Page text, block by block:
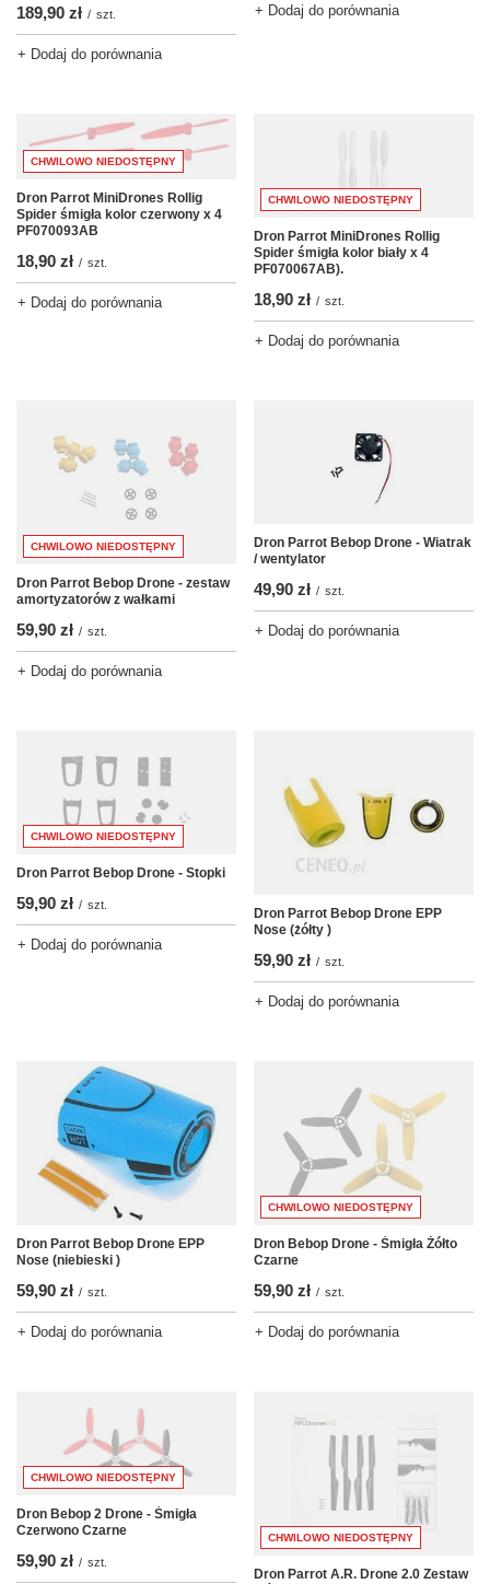
189,90 zł / szt.
+ Dodaj do porównania
+ Dodaj do porównania
CHWILOWO NIEDOSTĘPNY
Dron Parrot MiniDrones Rollig
Spider śmigła kolor czerwony x 4
PF070093AB
18,90 zł / szt.
+ Dodaj do porównania
CHWILOWO NIEDOSTĘPNY
Dron Parrot MiniDrones Rollig
Spider śmigła kolor biały x 4
PF070067AB).
18,90 zł / szt.
+ Dodaj do porównania
CHWILOWO NIEDOSTĘPNY
Dron Parrot Bebop Drone - zestaw
amortyzatorów z wałkami
59,90 zł / szt.
+ Dodaj do porównania
Dron Parrot Bebop Drone - Wiatrak
/ wentylator
49,90 zł / szt.
+ Dodaj do porównania
CHWILOWO NIEDOSTĘPNY
Dron Parrot Bebop Drone - Stopki
59,90 zł / szt.
+ Dodaj do porównania
Dron Parrot Bebop Drone EPP
Nose (żółty )
59,90 zł / szt.
+ Dodaj do porównania
Dron Parrot Bebop Drone EPP
Nose (niebieski )
59,90 zł / szt.
+ Dodaj do porównania
CHWILOWO NIEDOSTĘPNY
Dron Bebop Drone - Śmigła Żółto
Czarne
59,90 zł / szt.
+ Dodaj do porównania
CHWILOWO NIEDOSTĘPNY
Dron Bebop 2 Drone - Śmigła
Czerwono Czarne
59,90 zł / szt.
CHWILOWO NIEDOSTĘPNY
Dron Parrot A.R. Drone 2.0 Zestaw